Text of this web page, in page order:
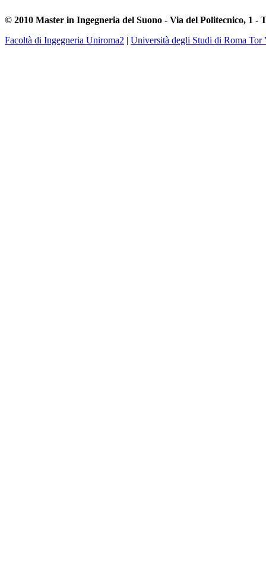
© 2010 Master in Ingegneria del Suono - Via del Politecnico, 1 -
Facoltà di Ingegneria Uniroma2 | Università degli Studi di Roma Tor